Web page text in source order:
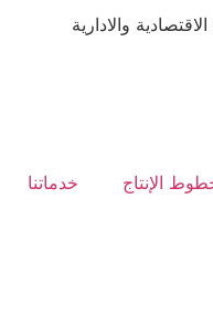
والادارية
الإنتاج خدماتنا